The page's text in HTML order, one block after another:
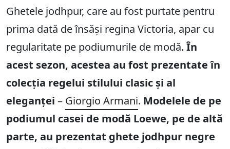
Ghetele jodhpur, care au fost purtate pentru
prima dată de însăși regina Victoria, apar cu
regularitate pe podiumurile de modă.În
acest sezon, acestea au fost prezentate în
colecția regelui stilului clasic și al
eleganței – Giorgio Armani. Modelele de pe
podiumul casei de modă Loewe, pe de altă
parte, au prezentat ghete jodhpur negre